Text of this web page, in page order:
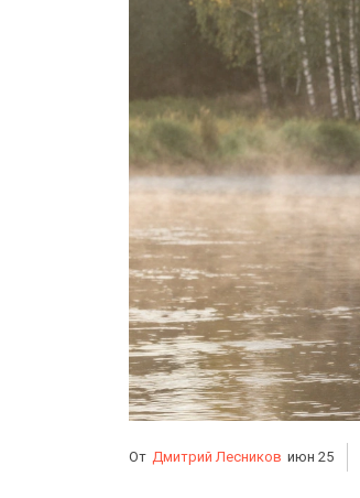
От Дмитрий Лесников июн 25